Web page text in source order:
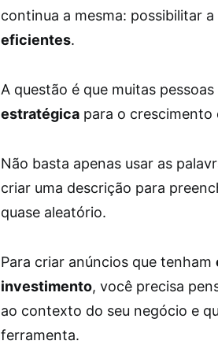
continua a mesma: possibilitar a
eficientes.
A questão é que muitas
estratégica para o crescimento
Não basta apenas usar as
criar uma descrição para
quase aleatório.
Para criar anúncios que tenham
investimento, você precisa
ao contexto do seu negócio e
ferramenta.